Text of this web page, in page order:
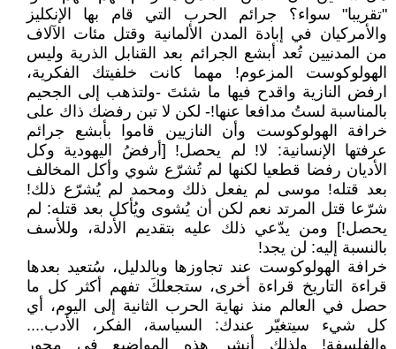
"تقريبا" سواء؟ جرائم الحرب التي قام بها الإنكليز
والأمركيان في إبادة المدن الألمانية وقتل مئات الآلاف
من المدنيين تُعد أبشع الجرائم بعد القنابل الذرية وليس
الهولوكوست المزعوم! مهما كانت خلفيتك الفكرية،
ارفض النازية واقدح فيها ما شئتَ -ولتذهب إلى الجحيم
بالمناسبة لستُ مدافعا عنها!- لكن لا تبن رفضك ذاك على
خرافة الهولوكوست وأن النازيين قاموا بأبشع جرائم
عرفتها الإنسانية: لا! لم يحصل! [أرفضُ اليهودية وكل
الأديان رفضا قطعيا لكنها لم تُشرّع شوي وأكل المخالف
بعد قتله! موسى لم يفعل ذلك ومحمد لم يُشرّع ذلك!
شرّعا قتل المرتد نعم لكن أن يُشوى ويُأكل بعد قتله: لم
يحصل!] ومن يدّعي ذلك عليه بتقديم الأدلة، وللأسف
بالنسبة إليه: لن يجد!
خرافة الهولوكوست عند تجاوزها وبالدليل، سُتعيد بعدها
قراءة التاريخ قراءة أخرى، ستجعلكَ تفهم أكثر كل ما
حصل في العالم منذ نهاية الحرب الثانية إلى اليوم، أي
كل شيء سيتغيّر عندك: السياسة، الفكر، الأدب....
والفلسفة! ولذلك أنشر هذه المواضيع في محور